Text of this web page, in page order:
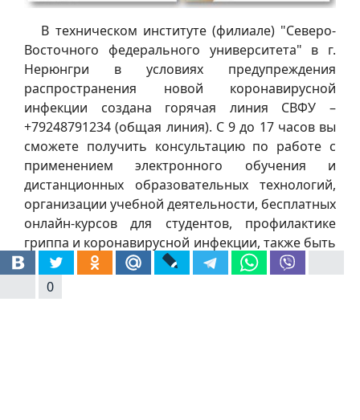
В техническом институте (филиале) "Северо-
Восточного федерального университета" в г.
Нерюнгри в условиях предупреждения
распространения новой коронавирусной
инфекции создана горячая линия СВФУ –
+79248791234 (общая линия). С 9 до 17 часов вы
сможете получить консультацию по работе с
применением электронного обучения и
дистанционных образовательных технологий,
организации учебной деятельности, бесплатных
онлайн-курсов для студентов, профилактике
гриппа и коронавирусной инфекции, также быть
в курсе актуальной информации о деятельности
ТИ (ф) СВФУ в условиях предупреждения новой
инфекции.
0